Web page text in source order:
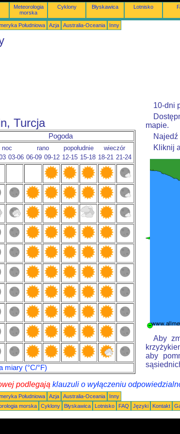
Meteorologia
morska
Cyklony Błyskawica Lotnisko
Południowa Azja Australia-Oceania Inny
Turcja
Pogoda
noc rano popołudnie
wieczór
03-06 06-09 09-12 12-15 15-18 18-21 21-24
miary (°C/°F)
10-dni
mapie.
Najedź
Kliknij
Aby
aby
podlegają klauzuli o wyłączeniu
Południowa Azja Australia-Oceania
Inny
morska Cyklony Błyskawica Lotnisko FAQ Języki Kontakt